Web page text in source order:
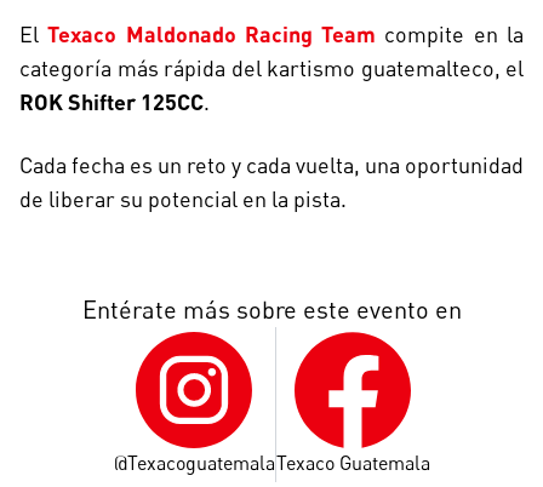
ElTexaco Maldonado Racing Team compite en la
categoría más rápida del kartismo guatemalteco, el
ROK Shifter 125CC.
Cada fecha es un reto y cada vuelta, una oportunidad
de liberar su potencial en la pista.
Entérate más sobre este evento en
@TexacoguatemalaTexaco Guatemala